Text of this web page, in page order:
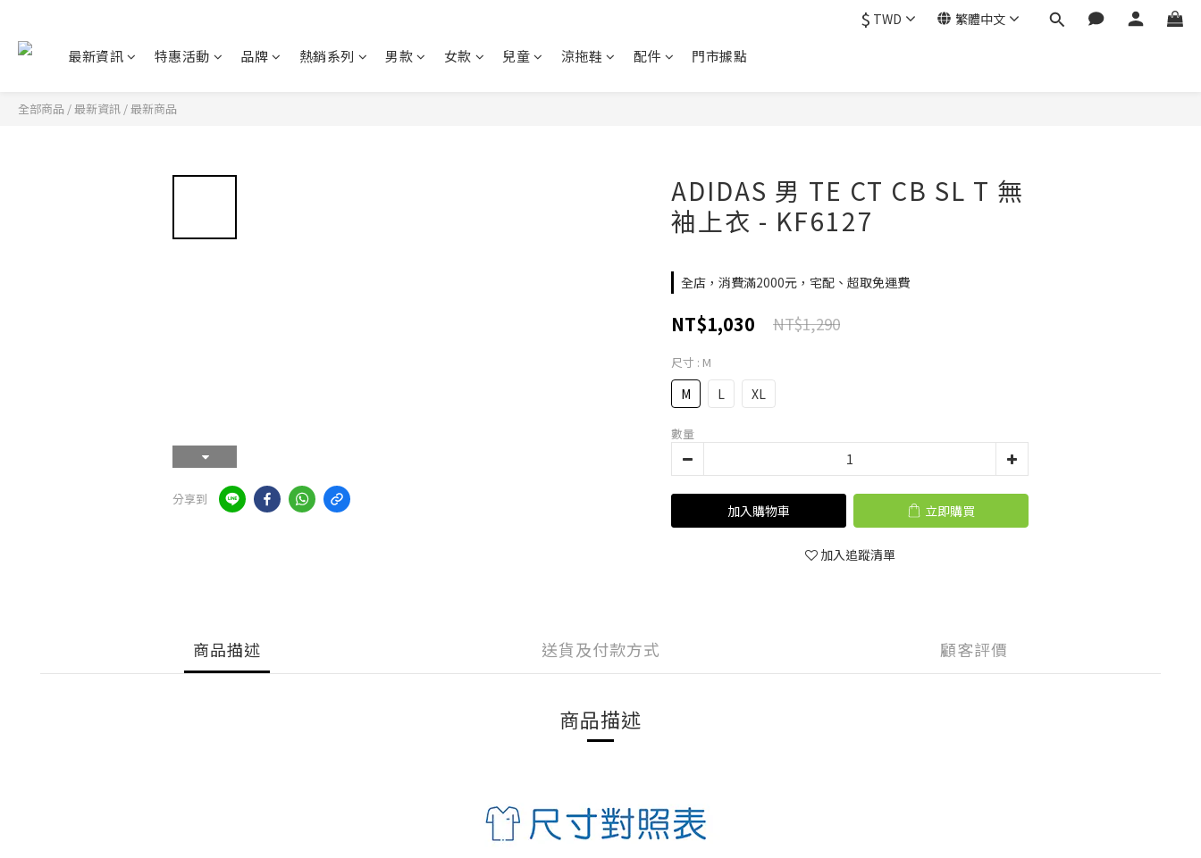
$ TWD 繁體中文
最新資訊 特惠活動 品牌 熱銷系列 男款 女款 兒童 涼拖鞋 配件 門市據點
全部商品 /最新資訊 /最新商品
分享到
ADIDAS 男 TE CT CB SL T 無
袖上衣 - KF6127
全店，消費滿2000元，宅配、超取免運費
NT$1,030 NT$1,290
尺寸 : M
M L XL
數量
加入購物車 立即購買
加入追蹤清單
商品描述 送貨及付款方式 顧客評價
商品描述